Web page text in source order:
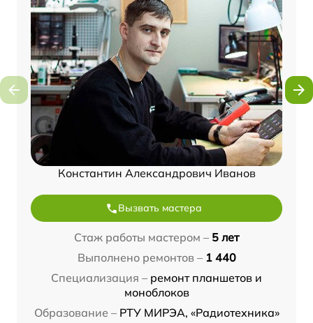
Константин Александрович Иванов
Вызвать мастера
Стаж работы мастером – 5 лет
Выполнено ремонтов – 1 440
Специализация – ремонт планшетов и
моноблоков
Образование – РТУ МИРЭА, «Радиотехника»